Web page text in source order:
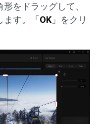
をドラッグして、
ます。「OK 」をクリ